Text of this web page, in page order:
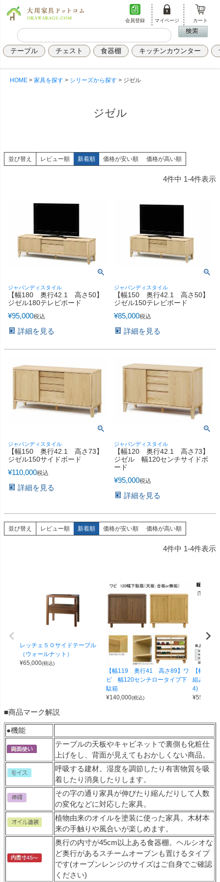
会員登録 マイページ カート
テーブル チェスト 食器棚 キッチンカウンター
HOME 家具を探す シリーズから探す ジゼル
ジゼル
並び替え レビュー順 新着順 価格が安い順 価格が高い順
4件中 1-4件表示
ジャパンディスタイル
【幅180 奥行42.1 高さ50】
ジゼル180テレビボード
¥95,000税込
詳細を見る
ジャパンディスタイル
【幅150 奥行42.1 高さ50】
ジゼル150テレビボード
¥85,000税込
詳細を見る
ジャパンディスタイル
【幅150 奥行42.1 高さ73】
ジゼル150サイドボード
¥110,000税込
詳細を見る
ジャパンディスタイル
【幅120 奥行42.1 高さ73】
ジゼル 幅120センチサイドボ
ード
¥95,000税込
詳細を見る
並び替え レビュー順 新着順 価格が安い順 価格が高い順
4件中 1-4件表示
レッチェ５０サイドテーブル
（ウォールナット）
¥65,000(税込)
【幅119 奥行41 高さ89】ワ
ビ 幅120センチロータイプ下
駄箱
¥140,000(税込)
【幅100
組み合わ
4)
¥55,000
■商品マーク解説
●機能
テーブルの天板やキャビネットで裏側も化粧仕
上げをし、背面が見えてもおかしくない商品。
呼吸する建材。湿度を調節したり有害物質を吸
着したり消臭したりします。
その字の通り家具が伸びたり縮んだりして人数
の変化などに対応した家具。
植物由来のオイルを塗装に使った家具。木材本
来の手触りや風合いが楽しめます。
奥行の内寸が45cm以上ある食器棚。ヘルシオな
ど奥行があるスチームオーブンも置けるタイプ
です(オーブンレンジのサイズはご自身でご確認
ください)